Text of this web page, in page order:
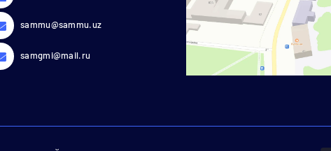
sammu@sammu.uz
samgmi@mail.ru